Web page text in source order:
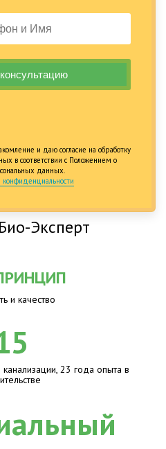
и даю согласие на обработку
в соответствии с Положением о
данных.
конфиденциальности
Эксперт
и качество
23 года опыта в